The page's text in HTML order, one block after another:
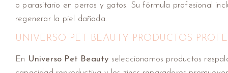
o parasitario en perros y gatos. Su fórmula profesional
regenerar la piel dañada.
UNIVERSO PET BEAUTY PRODUCTOS
En Universo Pet Beauty seleccionamos productos